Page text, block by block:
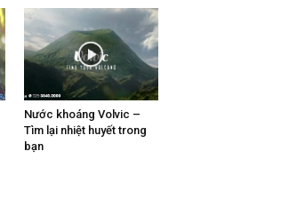
Nước khoáng Volvic –
Tìm lại nhiệt huyết trong
bạn